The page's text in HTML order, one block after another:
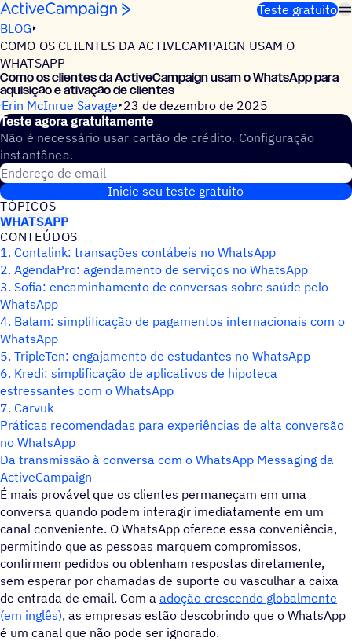
Pular para o conteúdo
Teste gratuito
BLOG
COMO OS CLIENTES DA ACTIVECAMPAIGN USAM O
WHATSAPP
Como os clientes da ActiveCampaign usam o WhatsApp para
aquisição e ativação de clientes
Erin McInrue Savage 23 de dezembro de 2025
Teste agora gratuitamente
Não é necessário usar cartão de crédito. Configuração
instantânea.
Endereço de email
Inicie seu teste gratuito
TÓPICOS
WHATSAPP
CONTEÚDOS
1. Contalink: transações contábeis no WhatsApp
2. AgendaPro: agendamento de serviços no WhatsApp
3. Sofia: encaminhamento de conversas sobre saúde pelo
WhatsApp
4. Balam: simplificação de pagamentos internacionais com o
WhatsApp
5. TripleTen: engajamento de estudantes no WhatsApp
6. Kredi: simplificação de aplicativos de hipoteca
estressantes com o WhatsApp
7. Carvuk
Práticas recomendadas para experiências de alta conversão
no WhatsApp
Da transmissão à conversa com o WhatsApp Messaging da
ActiveCampaign
É mais provável que os clientes permaneçam em uma
conversa quando podem interagir imediatamente em um
canal conveniente. O WhatsApp oferece essa conveniência,
permitindo que as pessoas marquem compromissos,
confirmem pedidos ou obtenham respostas diretamente,
sem esperar por chamadas de suporte ou vasculhar a caixa
de entrada de email. Com a adoção crescendo globalmente
(em inglês), as empresas estão descobrindo que o WhatsApp
é um canal que não pode ser ignorado.